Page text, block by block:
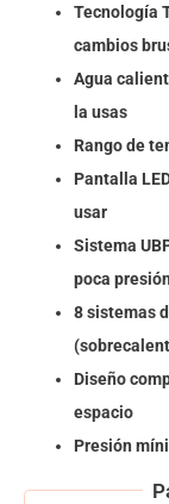
Tecnología
cambios
Agua
la usas
Rango de
Pantalla
usar
Sistema
poca
8 sistemas
Diseño
espacio
Presión